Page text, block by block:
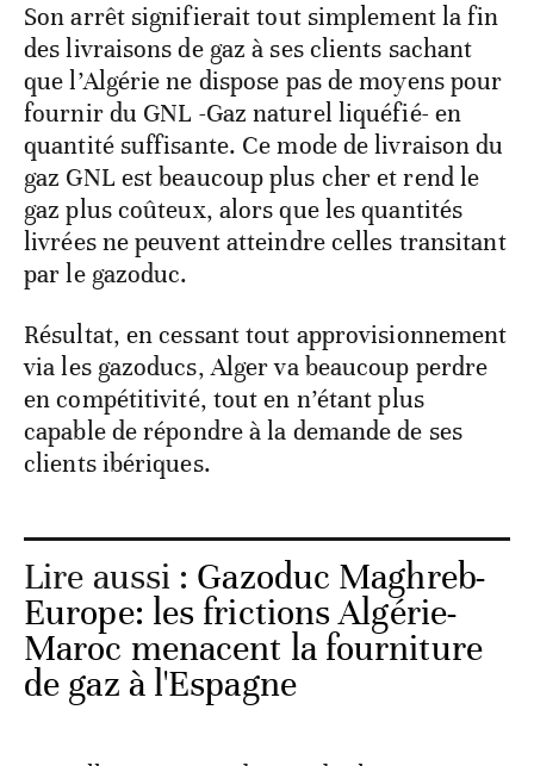
Son arrêt signifierait tout simplement la fin
des livraisons de gaz à ses clients sachant
que l’Algérie ne dispose pas de moyens pour
fournir du GNL -Gaz naturel liquéfié- en
quantité suffisante. Ce mode de livraison du
gaz GNL est beaucoup plus cher et rend le
gaz plus coûteux, alors que les quantités
livrées ne peuvent atteindre celles transitant
par le gazoduc.
Résultat, en cessant tout approvisionnement
via les gazoducs, Alger va beaucoup perdre
en compétitivité, tout en n’étant plus
capable de répondre à la demande de ses
clients ibériques.
Lire aussi : Gazoduc Maghreb-
Europe: les frictions Algérie-
Maroc menacent la fourniture
de gaz à l'Espagne